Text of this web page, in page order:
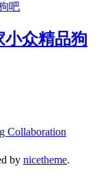
小众精品狗
Collaboration
by nicetheme.